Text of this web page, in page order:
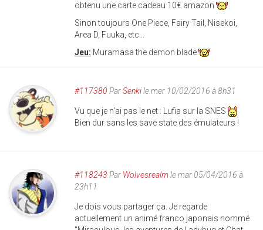
obtenu une carte cadeau 10€ amazon
Sinon toujours One Piece, Fairy Tail, Nisekoi,
Area D, Fuuka, etc...
Jeu: Muramasa the demon blade
#117380 ParSenkile mer 10/02/2016 à 8h31
Vu que je n'ai pas le net : Lufia sur la SNES
Bien dur sans les save state des émulateurs !
#118243 Par Wolvesrealmle mar 05/04/2016 à
23h11
Je dois vous partager ça. Je regarde
actuellement un animé franco japonais nommé